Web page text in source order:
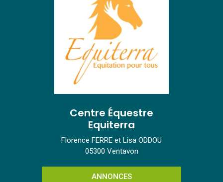
Centre Équestre
Equiterra
Florence FERRE et Lisa ODDOU
05300 Ventavon
ANNONCES